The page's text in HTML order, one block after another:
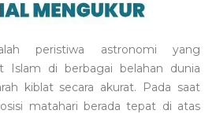
peristiwa astronomi yang
Islam di berbagai belahan dunia
kiblat secara akurat. Pada saat
matahari berada tepat di atas